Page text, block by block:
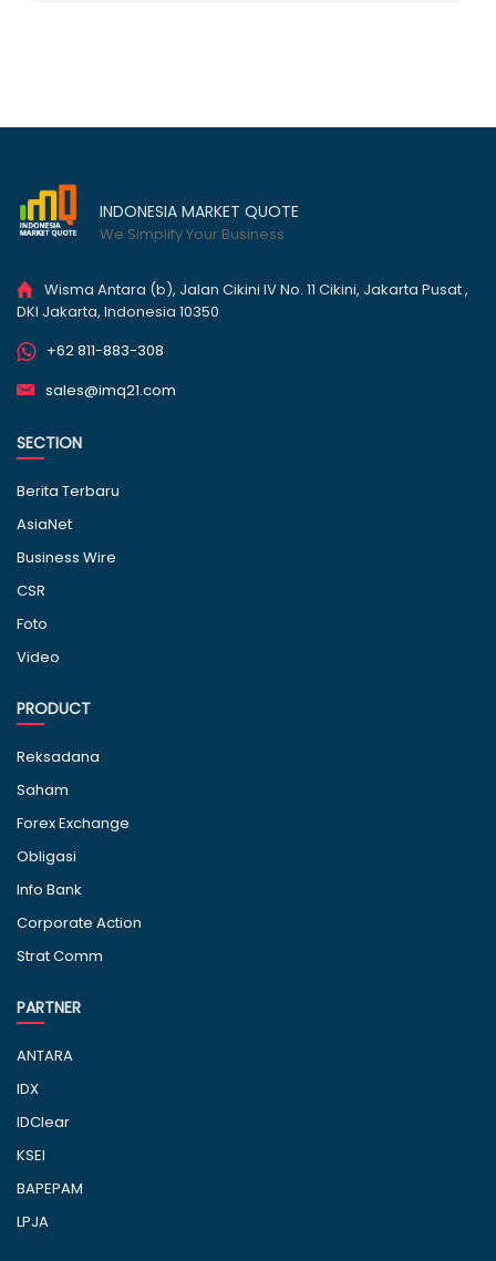
INDONESIA MARKET QUOTE
We Simplify Your Business
Wisma Antara (b), Jalan Cikini IV No. 11 Cikini, Jakarta Pusat ,
DKI Jakarta, Indonesia 10350
+62 811-883-308
sales@imq21.com
SECTION
Berita Terbaru
AsiaNet
Business Wire
CSR
Foto
Video
PRODUCT
Reksadana
Saham
Forex Exchange
Obligasi
Info Bank
Corporate Action
Strat Comm
PARTNER
ANTARA
IDX
IDClear
KSEI
BAPEPAM
LPJA